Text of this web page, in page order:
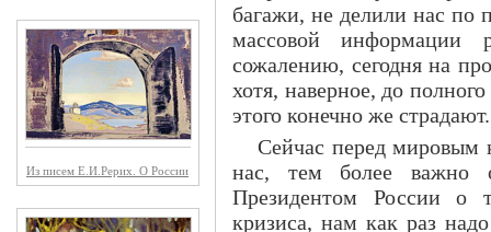
Из писем Е.И.Рерих. О России
багажи, не делили нас по
массовой информации
сожалению, сегодня на
хотя, наверное, до
этого конечно же страдают.
Сейчас перед мировым
нас, тем более важно
Президентом России о
кризиса, нам как раз